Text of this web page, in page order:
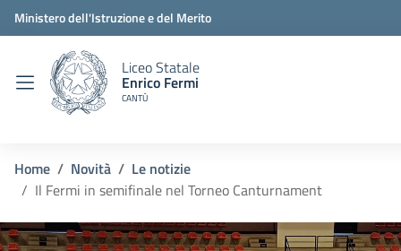
Ministero dell'Istruzione e del Merito
Liceo Statale
Enrico Fermi
CANTÙ
Home Novità
Le notizie
Il Fermi in semifinale nel Torneo Canturnament